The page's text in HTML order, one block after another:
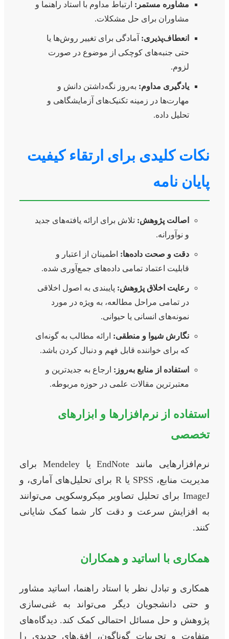
مشاوره مستمر: ارتباط مداوم با استاد راهنما و
مشاوران برای حل مشکلات.
انعطاف‌پذیری: آمادگی برای تغییر روش‌ها یا
حتی جنبه‌های کوچکی از موضوع در صورت
لزوم.
یادگیری مداوم: به‌روز نگه‌داشتن دانش و
مهارت‌ها در زمینه تکنیک‌های آزمایشگاهی و
تحلیل داده.
نکات کلیدی برای ارتقاء کیفیت
پایان نامه
اصالت پژوهش: تلاش برای ارائه یافته‌های جدید
و نوآورانه.
دقت و صحت داده‌ها: اطمینان از اعتبار و
قابلیت اعتماد تمامی داده‌های جمع‌آوری شده.
رعایت اخلاق پژوهش: پایبندی به اصول اخلاقی
در تمامی مراحل مطالعه، به ویژه در مورد
نمونه‌های انسانی یا حیوانی.
نگارش شیوا و منطقی: ارائه مطالب به گونه‌ای
که برای خواننده قابل فهم و دنبال کردن باشد.
استفاده از منابع به‌روز: ارجاع به جدیدترین و
معتبرترین مقالات علمی در حوزه مربوطه.
استفاده از نرم‌افزارها و ابزارهای
تخصصی
نرم‌افزارهایی مانند EndNote یا Mendeley برای
مدیریت منابع، SPSS یا R برای تحلیل‌های آماری، و
ImageJ برای تحلیل تصاویر میکروسکوپی می‌توانند
به افزایش سرعت و دقت کار شما کمک شایانی
کنند.
همکاری با اساتید و همکاران
همکاری و تبادل نظر با استاد راهنما، اساتید مشاور
و حتی دانشجویان دیگر می‌تواند به غنی‌سازی
پژوهش و حل مسائل احتمالی کمک کند. دیدگاه‌های
متفاوت و تجربیات گوناگون، افق‌های جدیدی را